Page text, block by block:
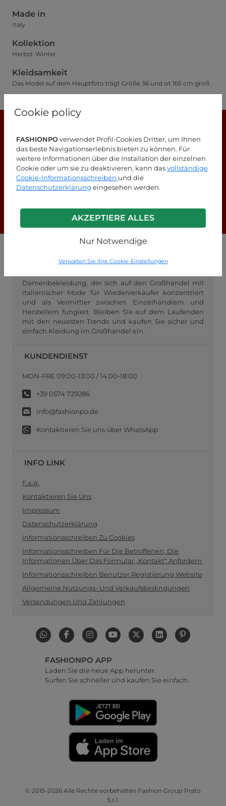
Cookie policy
FASHIONPOverwendet Profil-Cookies Dritter, um Ihnen
das beste Navigationserlebnis bieten zu können. Für
weitere Informationen über die Installation der einzelnen
Cookie oder um sie zu deaktivieren, kann dasvollständige
Cookie-Informationsschreiben und die
Datenschutzerklärung eingesehen werden.
AKZEPTIERE ALLES
Nur Notwendige
Verwalten Sie Ihre Cookie-Einstellungen
Made in
Italy
Kollektion
Herbst-Winter
Kleidsamkeit
Das Model auf dem Hauptfoto trägt Größe 36 und ist 165 cm groß.
Suchen Sie nach Antworten?
Schauen Sie sich unsere FAQ-Seite an!
F.A.Q.
GROSSHANDEL FASHIONPO
Damenbekleidung, der sich auf den Großhandel mit
italienischer Mode für Wiederverkäufer konzentriert
und als Vermittler zwischen Einzelhändlern und
Herstellern fungiert. Bleiben Sie auf dem Laufenden
mit den neuesten Trends und kaufen Sie sicher und
einfach Kleidung im Großhandel ein.
KUNDENDIENST
MON-FRE 09:00-13:00 / 14:00-18:00
+39 0574 729286
info@fashionpo.de
Kontaktieren Sie uns über WhatsApp
INFO LINK
F.a.q.
Kontaktieren Sie Uns
Impressum
Datenschutzerklärung
Informationsschreiben Zu Cookies
Informationsschreiben Für Die Betroffenen, Die
Informationen Über Das Formular „Kontakt“ Anfordern
Informationsschreiben Benutzer Registierung Website
Allgemeine Nutzungs- Und Verkaufsbedingungen
Versendungen Und Zahlungen
FASHIONPO APP
Laden Sie die neue App herunter.
Surfen Sie schneller und kaufen Sie einfach.
© 2015-2026 Alle Rechte vorbehalten Fashion Group Prato
S.r.l.